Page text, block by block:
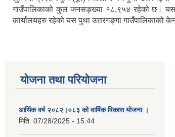
गाउँपालिकाको कुल जनसङ्ख्या १८,९५४ रहेको छ। यस
कार्यालयहरु रहेको यस पुथा उत्तरगङ्गा गाउँपालिकाको
योजना तथा परियोजना
आर्थिक वर्ष २०८२।०८३ को वार्षिक विकास योजना ।
मिति: 07/28/2025 - 15:44